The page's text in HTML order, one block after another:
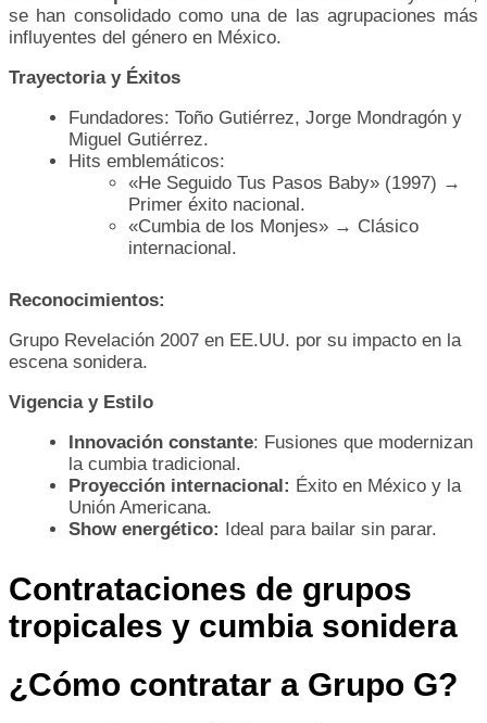
se han consolidado como una de las agrupaciones más
influyentes del género en México.
Trayectoria y Éxitos
Fundadores: Toño Gutiérrez, Jorge Mondragón y
Miguel Gutiérrez.
Hits emblemáticos:
«He Seguido Tus Pasos Baby» (1997) →
Primer éxito nacional.
«Cumbia de los Monjes» → Clásico
internacional.
Reconocimientos:
Grupo Revelación 2007 en EE.UU. por su impacto en la
escena sonidera.
Vigencia y Estilo
Innovación constante: Fusiones que modernizan
la cumbia tradicional.
Proyección internacional: Éxito en México y la
Unión Americana.
Show energético: Ideal para bailar sin parar.
Contrataciones de grupos
tropicales y cumbia sonidera
¿Cómo contratar a Grupo G?